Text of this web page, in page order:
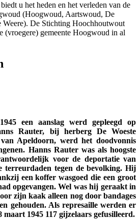
u het heden en het verleden van de
(Hoogwoud, Aartswoud, De
De Stichting Hoochhoutwout
(vroegere) gemeente Hoogwoud in al
een aanslag werd gepleegd op
Rauter, bij herberg De Woeste
Apeldoorn, werd het doodvonnis
Hanns Rauter was als hoogste
voor de deportatie van
terreurdaden tegen de bevolking. Hij
een koffer wasgoed die een groot
opgevangen. Wel was hij geraakt in
zijn kaak alleen nog door bandages
gehouden. Als represaille werden er
maart 1945 117 gijzelaars gefusilleerd.